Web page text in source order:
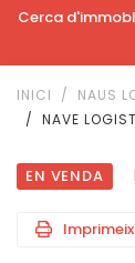
Cerca
INICI
NAUS
NAVE
EN VENDA
Imprimeix